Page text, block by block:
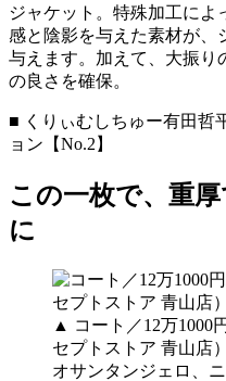
ジャケット。特殊加工によ
感と陰影を与えた素材が、
与えます。加えて、大振り
の良さを確保。
■ くりぃむしちゅー有田哲
ョン【No.2】
この一枚で、重
に
▲ コート／12万1000
セプトストア 青山店
オサンタンジェロ、